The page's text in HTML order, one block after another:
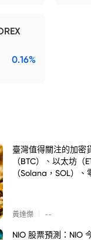
0.16%
臺灣值得關注的加密
（BTC）、以太坊（
（Solana，SOL）、
黃達傑 --
NIO 股票預測：NIO